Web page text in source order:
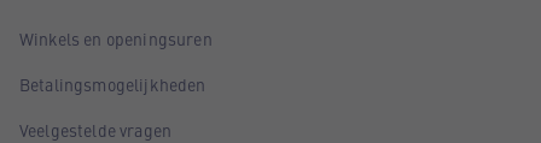
Winkels en openingsuren
Betalingsmogelijkheden
Veelgestelde vragen